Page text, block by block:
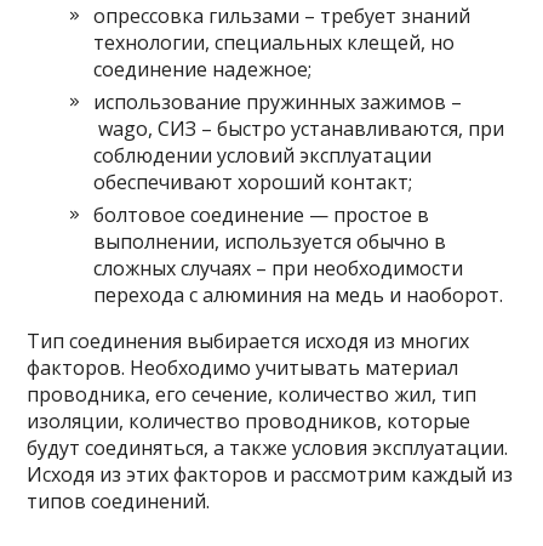
опрессовка гильзами – требует знаний
технологии, специальных клещей, но
соединение надежное;
использование пружинных зажимов –
wago, СИЗ – быстро устанавливаются, при
соблюдении условий эксплуатации
обеспечивают хороший контакт;
болтовое соединение — простое в
выполнении, используется обычно в
сложных случаях – при необходимости
перехода с алюминия на медь и наоборот.
Тип соединения выбирается исходя из многих
факторов. Необходимо учитывать материал
проводника, его сечение, количество жил, тип
изоляции, количество проводников, которые
будут соединяться, а также условия эксплуатации.
Исходя из этих факторов и рассмотрим каждый из
типов соединений.